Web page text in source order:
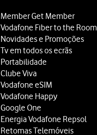
Member Get Member
Vodafone Fiber to the Room
Novidades e Promoções
Tv em todos os ecrãs
Portabilidade
Clube Viva
Vodafone eSIM
Vodafone Happy
Google One
Energia Vodafone Repsol
Retomas Telemóveis